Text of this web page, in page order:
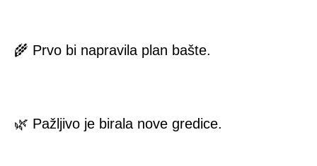
🌾 Prvo bi napravila plan bašte.
🌿 Pažljivo je birala nove gredice.